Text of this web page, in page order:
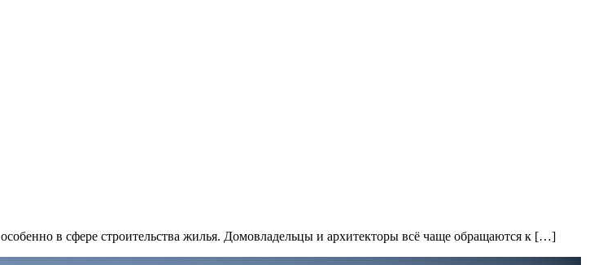
в сфере строительства жилья. Домовладельцы и архитекторы всё чаще обращаются к […]